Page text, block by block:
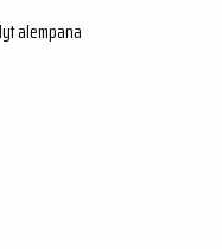
alempana